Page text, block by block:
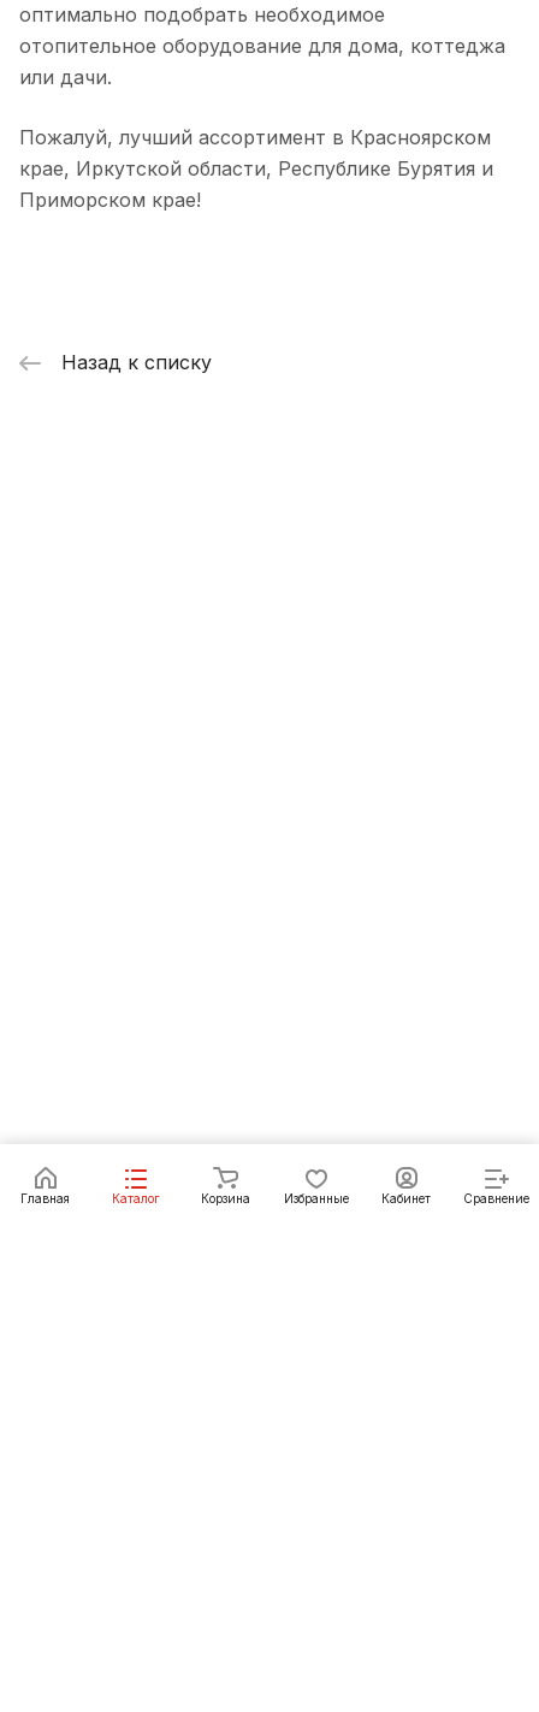
Под заказ
оптимально подобрать необходимое
отопительное оборудование для дома, коттеджа
или дачи.
Пожалуй, лучший ассортимент в Красноярском
крае, Иркутской области, Республике Бурятия и
Приморском крае!
Назад к списку
Главная Каталог Корзина Избранные Кабинет Сравнение